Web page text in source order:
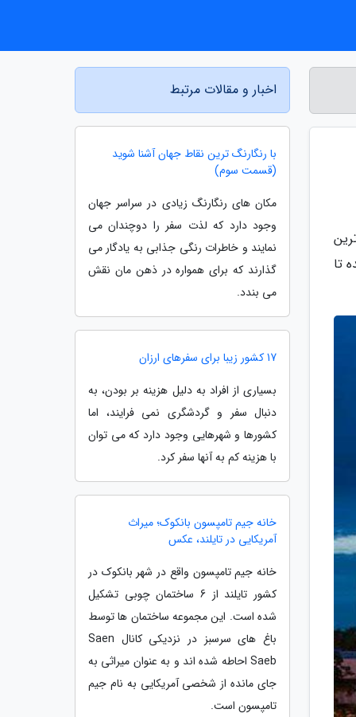
تا
اخبار و مقالات مرتبط
با رنگارنگ ترین نقاط جهان آشنا شوید
(قسمت سوم)
مکان های رنگارنگ زیادی در سراسر جهان
وجود دارد که لذت سفر را دوچندان می
نمایند و خاطرات رنگی جذابی به یادگار می
گذارند که برای همواره در ذهن مان نقش
می بندد.
17 کشور زیبا برای سفرهای ارزان
بسیاری از افراد به دلیل هزینه بر بودن، به
دنبال سفر و گردشگری نمی فرایند، اما
کشورها و شهرهایی وجود دارد که می توان
با هزینه کم به آنها سفر کرد.
خانه جیم تامپسون بانکوک؛ میراث
آمریکایی در تایلند، عکس
خانه جیم تامپسون واقع در شهر بانکوک در
کشور تایلند از 6 ساختمان چوبی تشکیل
شده است. این مجموعه ساختمان ها توسط
باغ های سرسبز در نزدیکی کانال Saen
Saeb احاطه شده اند و به عنوان میراثی به
جای مانده از شخصی آمریکایی به نام جیم
تامپسون است.